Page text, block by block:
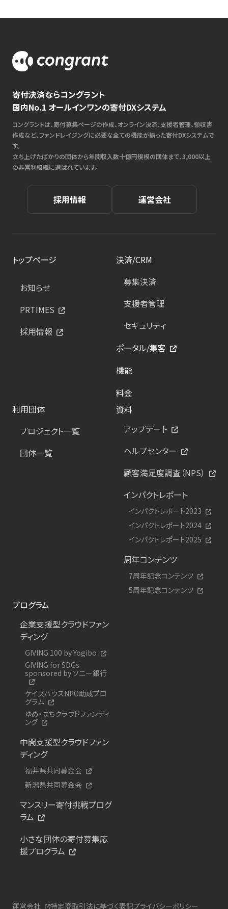
寄付決済ならコングラント
国内No.1 オールインワンの寄付DXシステム
コングラントは、寄付募集ページの作成、オンライン決済、支援者管理、領収書
作成など、ファンドレイジングに必要な全ての機能が揃った寄付DXシステムで
す。
立ち上げたばかりの団体から年間収入数十億円規模の団体まで、3,000以上
の非営利組織に選ばれています。
採用情報 運営会社
トップページ
お知らせ
PRTIMES
採用情報
決済/CRM
募集決済
支援者管理
セキュリティ
ポータル/集客
機能
料金
利用団体
プロジェクト一覧
団体一覧
資料
アップデート
ヘルプセンター
顧客満足度調査（NPS）
インパクトレポート
インパクトレポート2023
インパクトレポート2024
インパクトレポート2025
周年コンテンツ
7周年記念コンテンツ
5周年記念コンテンツ
プログラム
企業支援型クラウドファン
ディング
GIVING 100 by Yogibo
GIVING for SDGs
sponsored by ソニー銀行
ケイズハウスNPO助成プロ
グラム
ゆめ・まちクラウドファンディ
ング
中間支援型クラウドファン
ディング
福井県共同募金会
新潟県共同募金会
マンスリー寄付挑戦プログ
ラム
小さな団体の寄付募集応
援プログラム
運営会社 特定商取引法に基づく表記プライバシーポリシー